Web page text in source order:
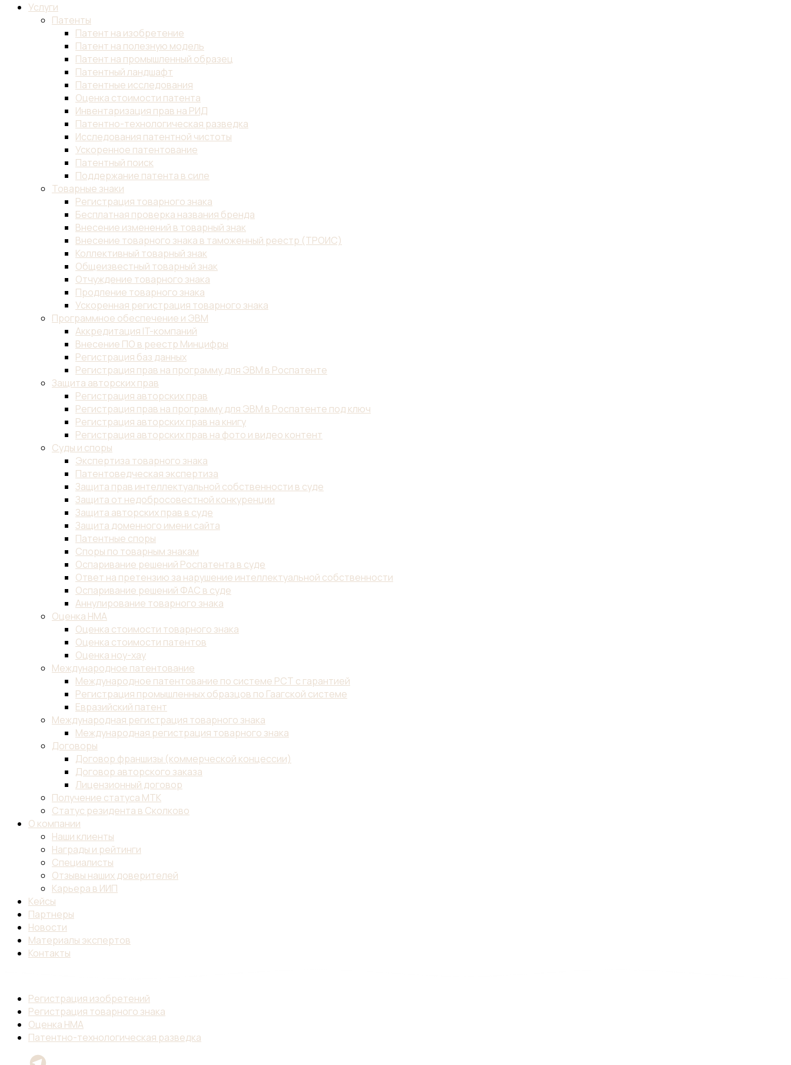
Услуги
Патенты
Патент на изобретение
Патент на полезную модель
Патент на промышленный образец
Патентный ландшафт
Патентные исследования
Оценка стоимости патента
Инвентаризация прав на РИД
Патентно-технологическая разведка
Исследования патентной чистоты
Ускоренное патентование
Патентный поиск
Поддержание патента в силе
Товарные знаки
Регистрация товарного знака
Бесплатная проверка названия бренда
Внесение изменений в товарный знак
Внесение товарного знака в таможенный реестр (ТРОИС)
Коллективный товарный знак
Общеизвестный товарный знак
Отчуждение товарного знака
Продление товарного знака
Ускоренная регистрация товарного знака
Программное обеспечение и ЭВМ
Аккредитация IT-компаний
Внесение ПО в реестр Минцифры
Регистрация баз данных
Регистрация прав на программу для ЭВМ в Роспатенте
Защита авторских прав
Регистрация авторских прав
Регистрация прав на программу для ЭВМ в Роспатенте под ключ
Регистрация авторских прав на книгу
Регистрация авторских прав на фото и видео контент
Суды и споры
Экспертиза товарного знака
Патентоведческая экспертиза
Защита прав интеллектуальной собственности в суде
Защита от недобросовестной конкуренции
Защита авторских прав в суде
Защита доменного имени сайта
Патентные споры
Споры по товарным знакам
Оспаривание решений Роспатента в суде
Ответ на претензию за нарушение интеллектуальной собственности
Оспаривание решений ФАС в суде
Аннулирование товарного знака
Оценка НМА
Оценка стоимости товарного знака
Оценка стоимости патентов
Оценка ноу-хау
Международное патентование
Международное патентование по системе PCT с гарантией
Регистрация промышленных образцов по Гаагской системе
Евразийский патент
Международная регистрация товарного знака
Международная регистрация товарного знака
Договоры
Договор франшизы (коммерческой концессии)
Договор авторского заказа
Лицензионный договор
Получение статуса МТК
Статус резидента в Сколково
О компании
Наши клиенты
Награды и рейтинги
Специалисты
Отзывы наших доверителей
Карьера в ИИП
Кейсы
Партнеры
Новости
Материалы экспертов
Контакты
Регистрация изобретений
Регистрация товарного знака
Оценка НМА
Патентно-технологическая разведка